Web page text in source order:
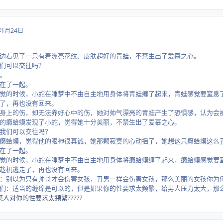
月24日
看见了一只有着漂亮花纹、皮肤超好的青蛙，不禁生出了爱慕之心。
以交往吗？
一起。
，小蛇在睡梦中不由自主地用身体将青蛙缠了起来，青蛙感觉要窒息了
，再也没有回来。
，却无法养好心中的伤，她对帅气漂亮的青蛙产生了恐惧感，认为会被
发现了小蛇，觉得她十分美丽，不禁生出了爱慕之心。
以交往吗？
觉得他的眼神很真诚，她那颗寂寞的心动摇了，她想这只癞蛤蟆这么丑
一起。
，小蛇在睡梦中不由自主地用身体将癞蛤蟆缠了起来，癞蛤蟆感觉要
机逃走了，再也没有回来。
只有帅哥才会伤害女孩，丑男一样会伤害女孩，那么美丽的女孩你为何
的缠绵是可以的，但是如果你的性要求太频繁，给男人压力太大，那么
对你的性要求太频繁?????